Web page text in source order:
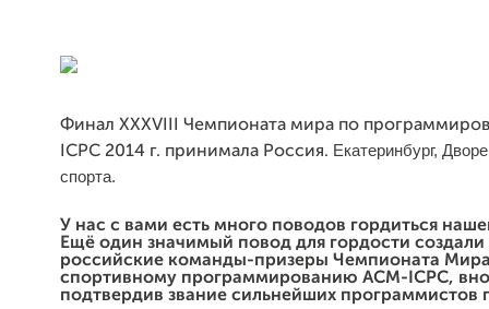
Финал XXXVIII Чемпионата мира по
ICPC 2014 г. принимала Россия. Екатеринбург,
спорта.
У нас с вами есть много поводов гордиться
Ещё один значимый повод для гордости создали
российские команды-призеры Чемпионата
спортивному программированию ACM-ICPC,
подтвердив звание сильнейших программистов